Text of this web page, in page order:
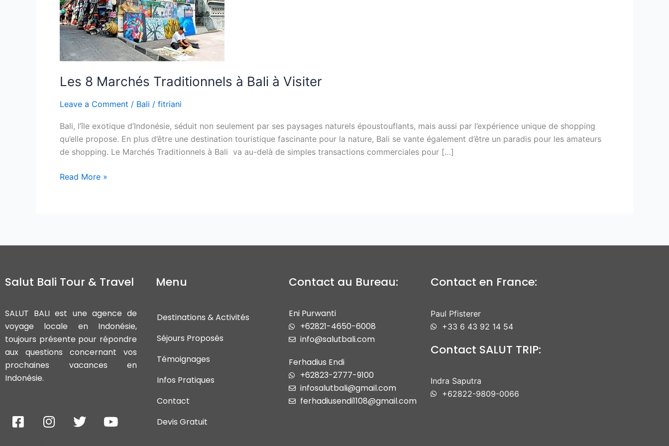
Les 8 Marchés Traditionnels à Bali à Visiter
Leave a Comment / Bali / fitriani
Bali, l’île exotique d’Indonésie, séduit non seulement par ses paysages naturels époustouflants, mais aussi par l’expérience unique de shopping
qu’elle propose. En plus d’être une destination touristique fascinante pour la nature, Bali se vante également d’être un paradis pour les amateurs
de shopping. Le Marchés Traditionnels à Bali va au-delà de simples transactions commerciales pour […]
à
Bali
à
Visiter
Read More »
Salut Bali Tour & Travel
SALUT BALI est une agence de
voyage locale en Indonésie,
toujours présente pour répondre
aux questions concernant vos
prochaines vacances en
Indonésie.
F
a
I
n
T
w
Y
o
Menu
Destinations & Activités
Séjours Proposés
Témoignages
Infos Pratiques
Contact
Devis Gratuit
Contact au Bureau:
Eni Purwanti
+62821-4650-6008
info@salutbali.com
Ferhadius Endi
+62823-2777-9100
infosalutbali@gmail.com
ferhadiusendi1108@gmail.com
Contact en France:
Paul Pfisterer
+33 6 43 92 14 54
Contact SALUT TRIP:
Indra Saputra
+62822-9809-0066